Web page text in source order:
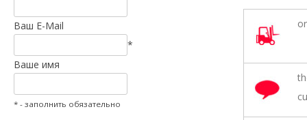
Ваш E-Mail
*
Ваше имя
* - заполнить обязательно